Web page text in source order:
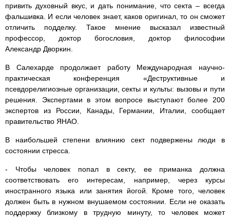
привить духовный вкус, и дать понимание, что секта – всегда
фальшивка. И если человек знает, каков оригинал, то он сможет
отличить подделку. Такое мнение высказал известный
профессор, доктор богословия, доктор философии
Александр Дворкин
В Салехардепродолжает работу Международная научно-
практическая конференция «Деструктивные и
псевдорелигиозные организации, секты и культы: вызовы и пути
решения. Экспертами в этом вопросе выступают более 200
экспертов из России Канады, Германии Италии , сообщает
правительство ЯНАО
В наибольшей степени влиянию сект подвержены люди в
состоянии стресса.
- Чтобы человек попал в секту, ее приманка должна
соответствовать его интересам, например, через курсы
иностранного языка или занятия йогой. Кроме того, человек
должен быть в нужном внушаемом состоянии. Если не оказать
поддержку близкому в трудную минуту, то человек может